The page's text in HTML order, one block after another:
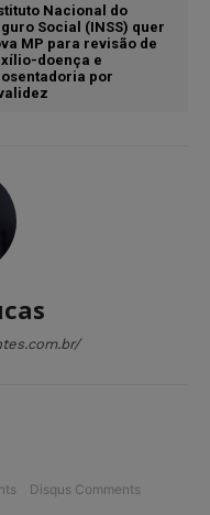
Nacional do
Social (INSS) quer
MP para revisão de
doença e
por
Disqus Comments